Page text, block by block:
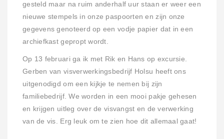
gesteld maar na ruim anderhalf uur staan er weer een
nieuwe stempels in onze paspoorten en zijn onze
gegevens genoteerd op een vodje papier dat in een
archiefkast gepropt wordt.
Op 13 februari ga ik met Rik en Hans op excursie.
Gerben van visverwerkingsbedrijf Holsu heeft ons
uitgenodigd om een kijkje te nemen bij zijn
familiebedrijf. We worden in een mooi pakje gehesen
en krijgen uitleg over de visvangst en de verwerking
van de vis. Erg leuk om te zien hoe dit allemaal gaat!